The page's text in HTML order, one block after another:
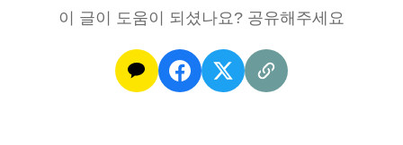
이 글이 도움이 되셨나요? 공유해주세요